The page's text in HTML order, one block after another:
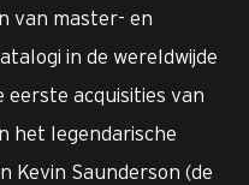
van master- en
in de wereldwijde
eerste acquisities van
het legendarische
Kevin Saunderson (de